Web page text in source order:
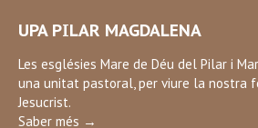
opens
in
new
window
UPA PILAR MAGDALENA
Les esglésies Mare de Déu del Pilar i
una unitat pastoral, per viure la nostra
Jesucrist.
Saber més →